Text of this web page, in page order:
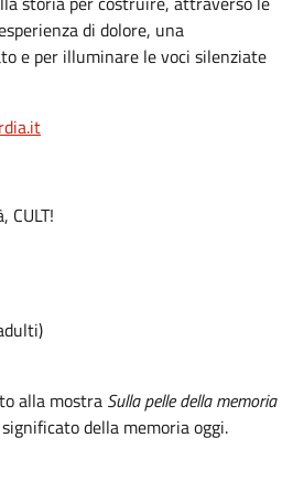
di dolore, una
e per illuminare le voci silenziate
CULT!
alla mostra Sulla pelle della memoria
della memoria oggi.